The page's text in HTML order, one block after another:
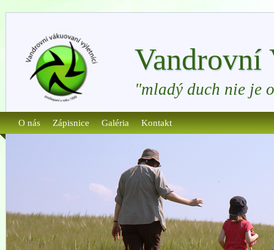
"mladý duch nie je
O nás Zápisnice Galéria Kontakt